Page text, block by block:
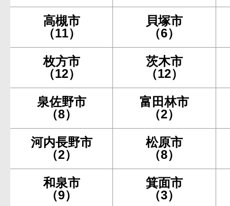
高槻市
（11）
貝塚市
（6）
枚方市
（12）
茨木市
（12）
泉佐野市
（8）
富田林市
（2）
河内長野市
（2）
松原市
（8）
和泉市
（9）
箕面市
（3）